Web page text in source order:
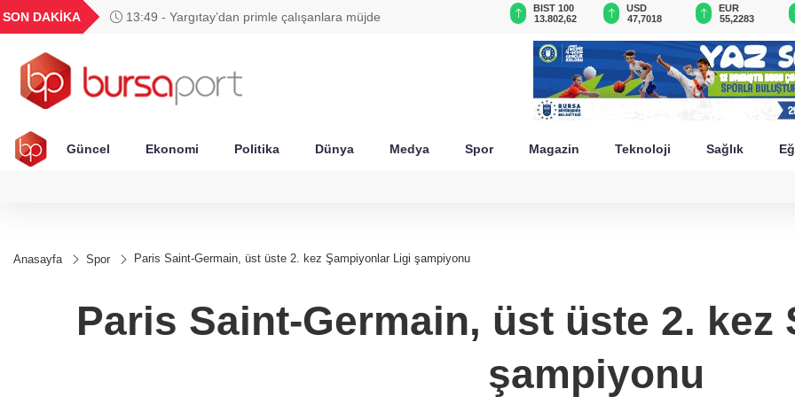
SON DAKİKA 13:49 - Yargıtay’dan primle çalışanlara müjde
GEL
18,2416
16,2417
27,9743
0,0018
BIST 100
13.802,62
USD
47,7018
EUR
55,2283
Güncel Ekonomi Politika Dünya Medya Spor Magazin Teknoloji Sağlık
Anasayfa Spor Paris Saint-Germain, üst üste 2. kez Şampiyonlar Ligi şampiyonu
Paris Saint-Germain, üst üste 2.
şampiyonu